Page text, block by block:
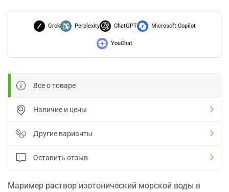
Grok Perplexity ChatGPT Microsoft Copilot
YouChat
Все о товаре
Наличие и цены
Другие варианты
Оставить отзыв
Маример раствор изотонический морской воды в